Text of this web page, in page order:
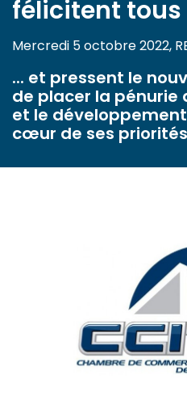
félicitent tous
Mercredi 5 octobre 2022,
... et pressent le
de placer la
et le
cœur de ses